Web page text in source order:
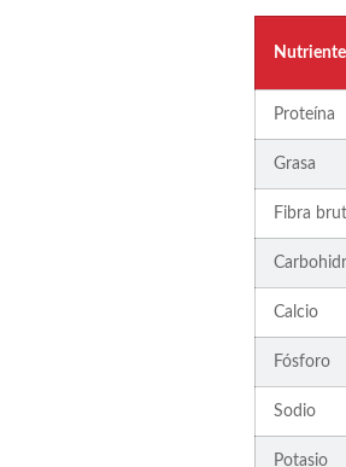
Nutriente
Proteína
Grasa
Fibra
Calcio
Fósforo
Sodio
Potasio